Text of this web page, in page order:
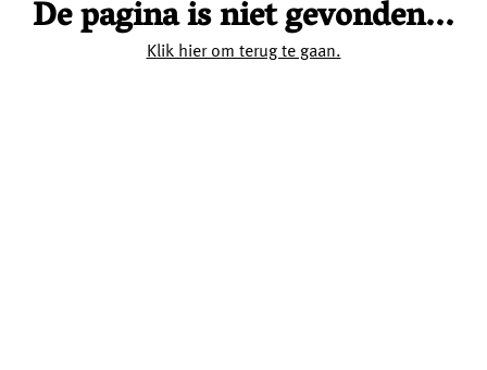
De pagina is niet gevonden...
Klik hier om terug te gaan.